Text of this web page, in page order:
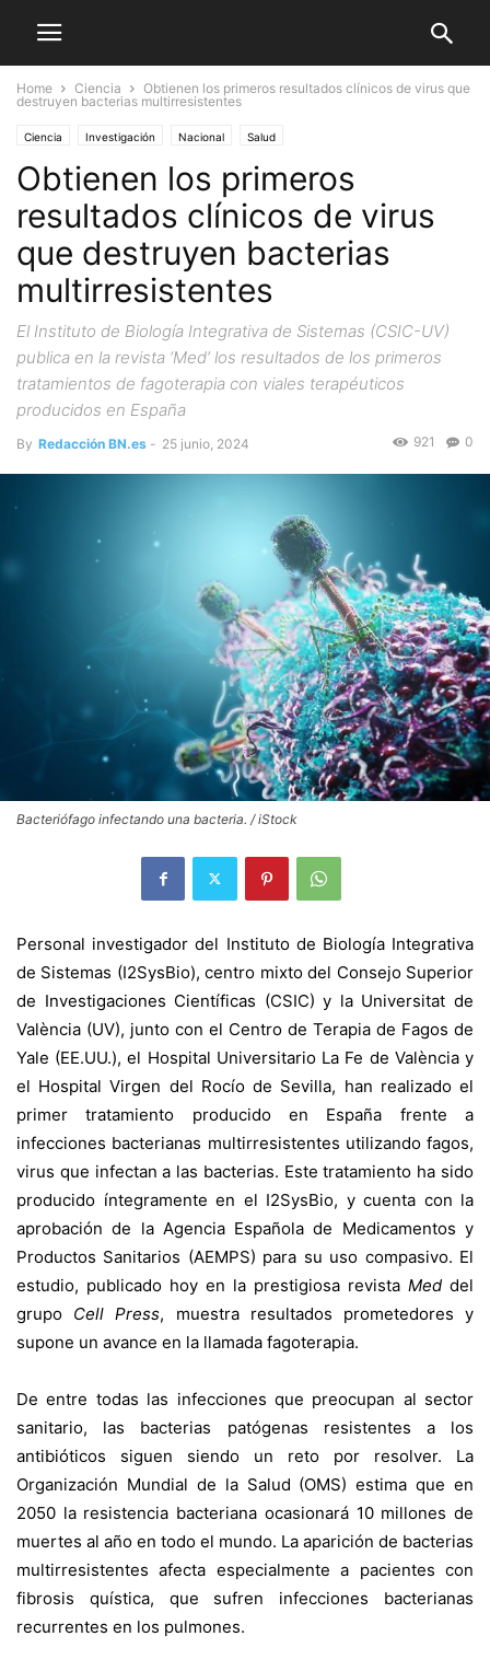
Home Ciencia
Obtienen los primeros resultados clínicos de virus que
destruyen bacterias multirresistentes
Ciencia Investigación Nacional Salud
Obtienen los primeros
resultados clínicos de virus
que destruyen bacterias
multirresistentes
El Instituto de Biología Integrativa de Sistemas (CSIC-UV)
publica en la revista ‘Med’ los resultados de los primeros
tratamientos de fagoterapia con viales terapéuticos
producidos en España
By Redacción BN.es - 25 junio, 2024 0
921
Bacteriófago infectando una bacteria. / iStock
Personal investigador del Instituto de Biología Integrativa
de Sistemas (I2SysBio), centro mixto del Consejo Superior
de Investigaciones Científicas (CSIC) y la Universitat de
València (UV), junto con el Centro de Terapia de Fagos de
Yale (EE.UU.), el Hospital Universitario La Fe de València y
el Hospital Virgen del Rocío de Sevilla, han realizado el
primer tratamiento producido en España frente a
infecciones bacterianas multirresistentes utilizando fagos,
virus que infectan a las bacterias. Este tratamiento ha sido
producido íntegramente en el I2SysBio, y cuenta con la
aprobación de la Agencia Española de Medicamentos y
Productos Sanitarios (AEMPS) para su uso compasivo. El
estudio, publicado hoy en la prestigiosa revista Med del
grupo Cell Press, muestra resultados prometedores y
supone un avance en la llamada fagoterapia.
De entre todas las infecciones que preocupan al sector
sanitario, las bacterias patógenas resistentes a los
antibióticos siguen siendo un reto por resolver. La
Organización Mundial de la Salud (OMS) estima que en
2050 la resistencia bacteriana ocasionará 10 millones de
muertes al año en todo el mundo. La aparición de bacterias
multirresistentes afecta especialmente a pacientes con
fibrosis quística, que sufren infecciones bacterianas
recurrentes en los pulmones.